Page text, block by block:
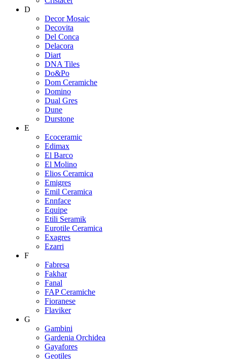
D
Decor Mosaic
Decovita
Del Conca
Delacora
Diart
DNA Tiles
Do&Po
Dom Ceramiche
Domino
Dual Gres
Dune
Durstone
E
Ecoceramic
Edimax
El Barco
El Molino
Elios Ceramica
Emigres
Emil Ceramica
Ennface
Equipe
Etili Seramik
Eurotile Ceramica
Exagres
Ezarri
F
Fabresa
Fakhar
Fanal
FAP Ceramiche
Fioranese
Flaviker
G
Gambini
Gardenia Orchidea
Gayafores
Geotiles